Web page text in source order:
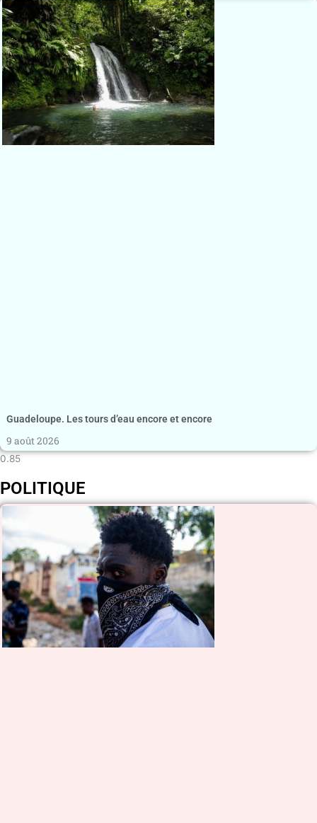
Guadeloupe. Les tours d’eau encore et encore
9 août 2026
POLITIQUE